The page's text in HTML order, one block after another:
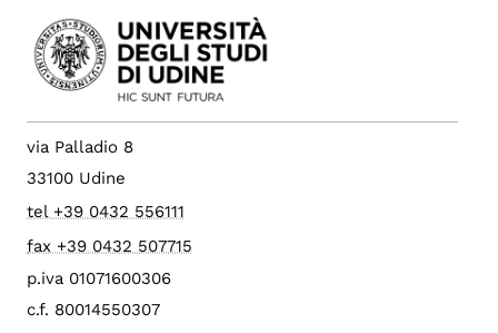
via Palladio 8
33100 Udine
tel +39 0432 556111
fax +39 0432 507715
p.iva 01071600306
c.f. 80014550307